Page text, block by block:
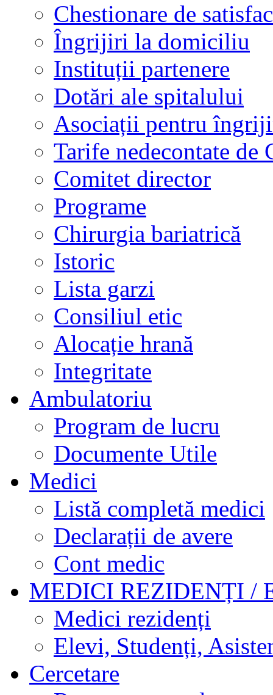
Chestionare de
Îngrijiri la domiciliu
Instituții partenere
Dotări ale spitalului
Asociații pentru
Tarife nedecontate de
Comitet director
Programe
Chirurgia bariatrică
Istoric
Lista garzi
Consiliul etic
Alocație hrană
Integritate
Ambulatoriu
Program de lucru
Documente Utile
Medici
Listă completă medici
Declarații de avere
Cont medic
MEDICI REZIDENȚI /
Medici rezidenți
Elevi, Studenți,
Cercetare